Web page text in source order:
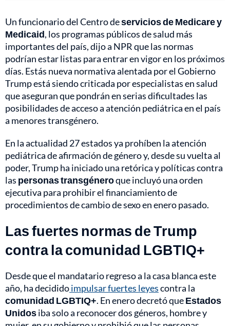
Un funcionario del Centro deservicios de Medicare y
Medicaid, los programas públicos de salud más
importantes del país, dijo a NPR que las normas
podrían estar listas para entrar en vigor en los próximos
días. Estás nueva normativa alentada por el Gobierno
Trump está siendo criticada por especialistas en salud
que aseguran que pondrán en serias dificultades las
posibilidades de acceso a atención pediátrica en el país
a menores transgénero.
En la actualidad 27 estados ya prohíben la atención
pediátrica de afirmación de género y, desde su vuelta al
poder, Trump ha iniciado una retórica y políticas contra
las personas transgéneroque incluyó una orden
ejecutiva para prohibir el financiamiento de
procedimientos de cambio de sexo en enero pasado.
Las fuertes normas de Trump
contra la comunidad LGBTIQ+
Desde que el mandatario regreso a la casa blanca este
año, ha decididoimpulsar fuertes leyescontra la
comunidad LGBTIQ+. En enero decretó queEstados
Unidosiba solo a reconocer dos géneros, hombre y